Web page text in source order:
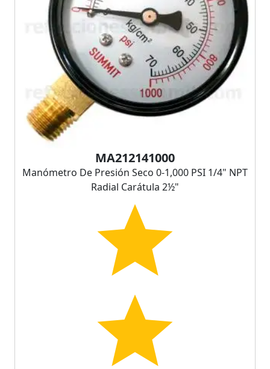
MA212141000
Manómetro De Presión Seco 0-1,000 PSI 1/4" NPT
Radial Carátula 2½"